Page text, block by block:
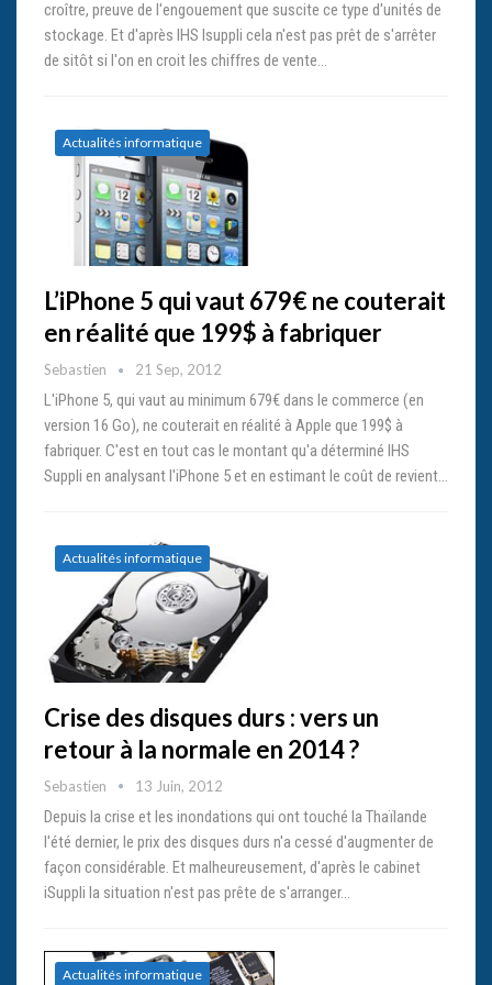
croître, preuve de l'engouement que suscite ce type d'unités de
stockage. Et d'après IHS Isuppli cela n'est pas prêt de s'arrêter
de sitôt si l'on en croit les chiffres de vente…
Actualités informatique
L’iPhone 5 qui vaut 679€ ne couterait
en réalité que 199$ à fabriquer
Sebastien 21 Sep, 2012
L'iPhone 5, qui vaut au minimum 679€ dans le commerce (en
version 16 Go), ne couterait en réalité à Apple que 199$ à
fabriquer. C'est en tout cas le montant qu'a déterminé IHS
Suppli en analysant l'iPhone 5 et en estimant le coût de revient…
Actualités informatique
Crise des disques durs : vers un
retour à la normale en 2014 ?
Sebastien 13 Juin, 2012
Depuis la crise et les inondations qui ont touché la Thaïlande
l'été dernier, le prix des disques durs n'a cessé d'augmenter de
façon considérable. Et malheureusement, d'après le cabinet
iSuppli la situation n'est pas prête de s'arranger…
Actualités informatique